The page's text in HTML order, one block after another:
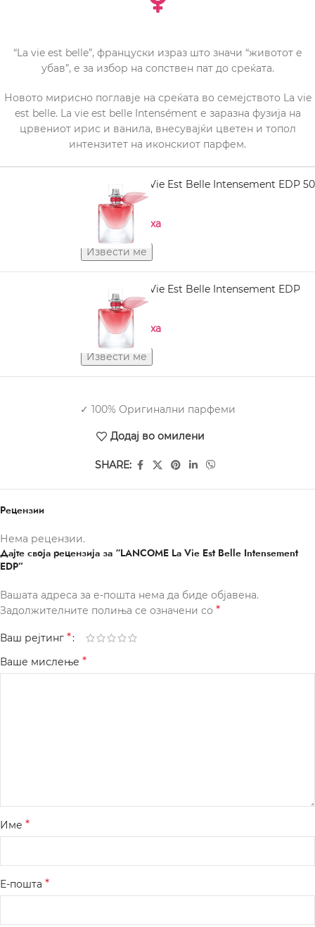
“La vie est belle”, француски израз што значи “животот е
убав”, е за избор на сопствен пат до среќата.
Новото мирисно поглавје на среќата во семејството La vie
est belle. La vie est belle Intensément е заразна фузија на
црвениот ирис и ванила, внесувајќи цветен и топол
интензитет на иконскиот парфем.
LANCOME La Vie Est Belle Intensement EDP 50
Нема на залиха
LANCOME La Vie Est Belle Intensement EDP
100 ml
Нема на залиха
✓ 100% Оригинални парфеми
Додај во омилени
SHARE:
Рецензии
Нема рецензии.
Дајте своја рецензија за “LANCOME La Vie Est Belle Intensement
EDP”
Вашата адреса за е-пошта нема да биде објавена.
Задолжителните полиња се означени со *
Ваш рејтинг *
Ваше мислење *
Име *
Е-пошта *